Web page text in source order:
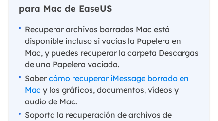
para Mac de EaseUS
Recuperar archivos borrados Mac está
disponible incluso si vacías la Papelera en
Mac, y puedes recuperar la carpeta Descargas
de una Papelera vaciada.
Saber cómo recuperar iMessage borrado en
Mac y los gráficos, documentos, vídeos y
audio de Mac.
Soporta la recuperación de archivos de